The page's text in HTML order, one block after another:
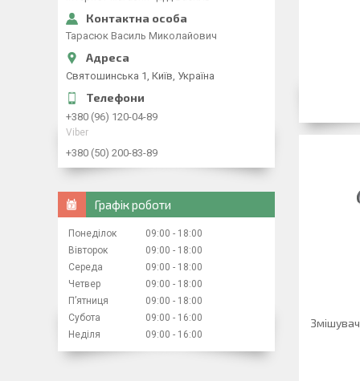
Тарасюк Василь Миколайович
Святошинська 1, Київ, Україна
+380 (96) 120-04-89
Viber
+380 (50) 200-83-89
Графік роботи
Понеділок 09:00
18:00
Вівторок
09:00
18:00
Середа
09:00
18:00
Четвер
09:00
18:00
Пʼятниця
09:00
18:00
Субота
09:00
16:00
Неділя
09:00 16:00